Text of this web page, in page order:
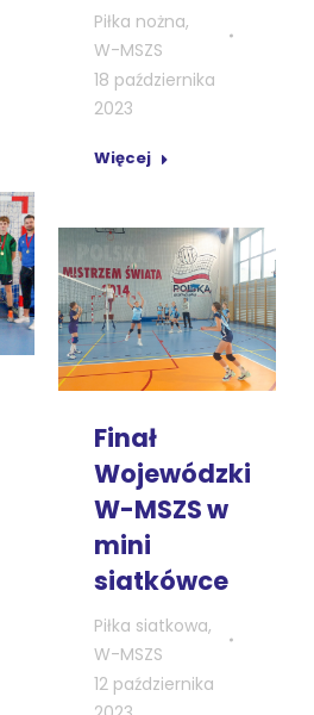
Piłka nożna,
W-MSZS
18 października
2023
Więcej
Finał
Wojewódzki
W-MSZS w
mini
siatkówce
Piłka siatkowa,
W-MSZS
12 października